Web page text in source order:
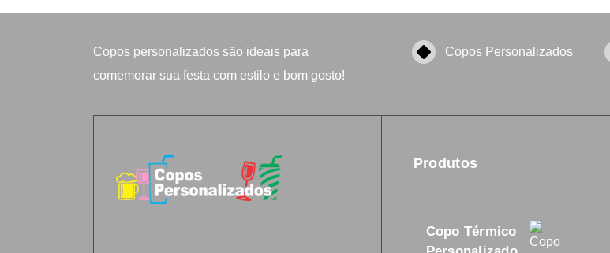
Copos personalizados são ideais para
comemorar sua festa com estilo e bom gosto!
Copos Personalizados
Produtos
Copo Térmico